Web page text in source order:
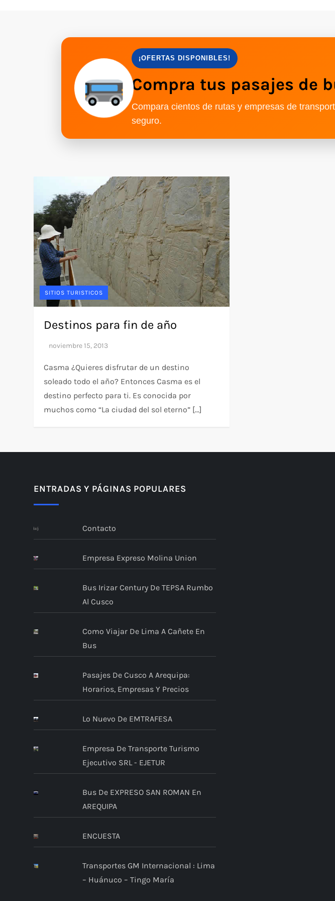
¡OFERTAS DISPONIBLES!
Compra tus pasajes de
Compara cientos de rutas y empresas de
seguro.
SITIOS TURISTICOS
Destinos para fin de año
Casma ¿Quieres disfrutar de un destino
soleado todo el año? Entonces Casma es el
destino perfecto para ti. Es conocida por
muchos como “La ciudad del sol eterno” […]
ENTRADAS Y PÁGINAS POPULARES
Contacto
Empresa Expreso Molina Union
Bus Irizar Century De TEPSA Rumbo
Al Cusco
Como Viajar De Lima A Cañete En
Bus
Pasajes De Cusco A Arequipa:
Horarios, Empresas Y Precios
Lo Nuevo De EMTRAFESA
Empresa De Transporte Turismo
Ejecutivo SRL - EJETUR
Bus De EXPRESO SAN ROMAN En
AREQUIPA
ENCUESTA
Transportes GM Internacional : Lima
– Huánuco – Tingo María